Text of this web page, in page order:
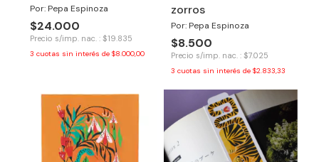
Por: Pepa Espinoza
$24.000
Precio s/imp. nac. : $19.835
3 cuotas sin interés de $8.000,00
zorros
Por: Pepa Espinoza
$8.500
Precio s/imp. nac. : $7.025
3 cuotas sin interés de $2.833,33